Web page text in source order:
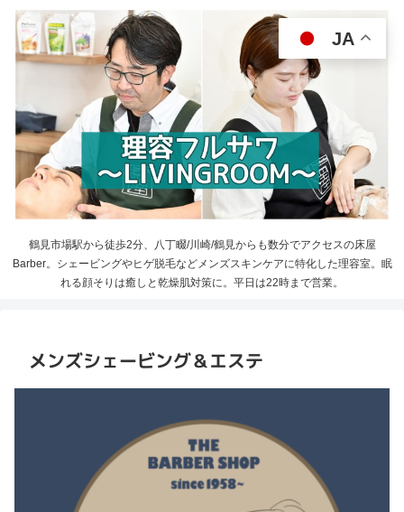
鶴見市場駅から徒歩2分、八丁畷/川崎/鶴見からも数分でアクセスの床屋
Barber。シェービングやヒゲ脱毛などメンズスキンケアに特化した理容室。眠
れる顔そりは癒しと乾燥肌対策に。平日は22時まで営業。
メンズシェービング＆エステ
JA